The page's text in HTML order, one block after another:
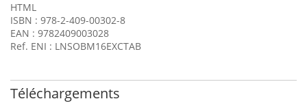
HTML
ISBN : 978-2-409-00302-8
EAN : 9782409003028
Ref. ENI : LNSOBM16EXCTAB
Téléchargements